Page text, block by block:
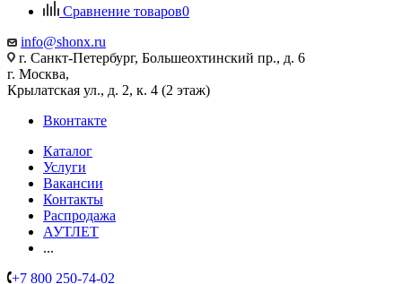
Сравнение товаров0
info@shonx.ru
г. Санкт-Петербург, Большеохтинский пр., д. 6
г. Москва,
Крылатская ул., д. 2, к. 4 (2 этаж)
Вконтакте
Каталог
Услуги
Вакансии
Контакты
Распродажа
АУТЛЕТ
...
+7 800 250-74-02